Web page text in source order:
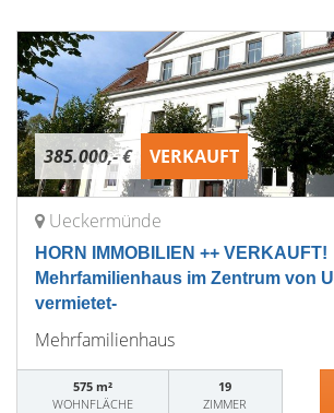
385.000,- € VERKAUFT
Ueckermünde
HORN IMMOBILIEN ++ VERKAUFT!
Mehrfamilienhaus im Zentrum von
vermietet-
Mehrfamilienhaus
575 m²
WOHNFLÄCHE
19
ZIMMER